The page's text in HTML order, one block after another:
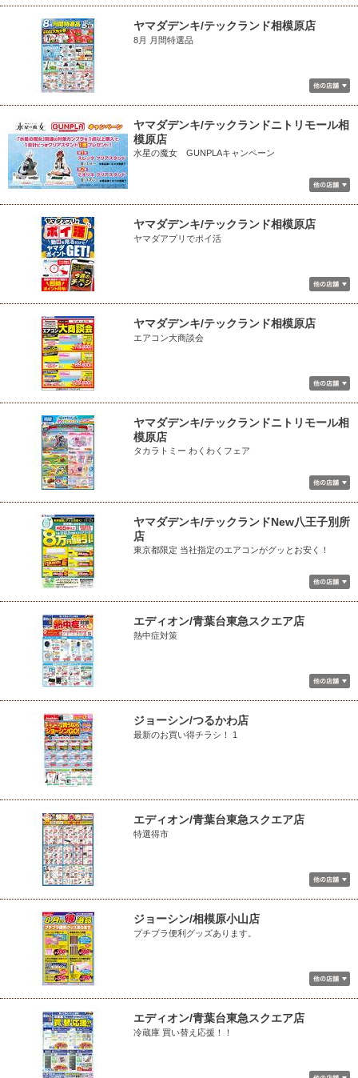
ヤマダデンキ/テックランド相模原店
8月 月間特選品
ヤマダデンキ/テックランドニトリモール相
模原店
水星の魔女 GUNPLAキャンペーン
ヤマダデンキ/テックランド相模原店
ヤマダアプリでポイ活
ヤマダデンキ/テックランド相模原店
エアコン大商談会
ヤマダデンキ/テックランドニトリモール相
模原店
タカラトミー わくわくフェア
ヤマダデンキ/テックランドNew八王子別所
店
東京都限定 当社指定のエアコンがグッとお安く！
エディオン/青葉台東急スクエア店
熱中症対策
ジョーシン/つるかわ店
最新のお買い得チラシ！ 1
エディオン/青葉台東急スクエア店
特選得市
ジョーシン/相模原小山店
プチプラ便利グッズあります。
エディオン/青葉台東急スクエア店
冷蔵庫 買い替え応援！！